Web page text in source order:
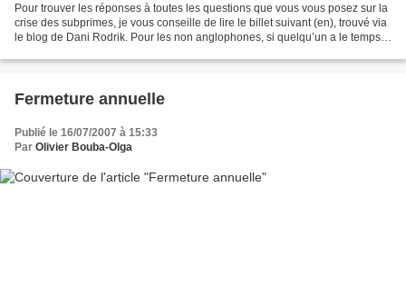
Pour trouver les réponses à toutes les questions que vous vous posez sur la
crise des subprimes, je vous conseille de lire le billet suivant (en), trouvé via
le blog de Dani Rodrik. Pour les non anglophones, si quelqu’un a le temps
Fermeture annuelle
Publié le 16/07/2007 à 15:33
Par Olivier Bouba-Olga